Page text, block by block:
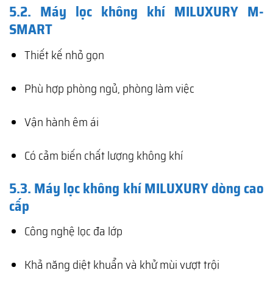
5.2. Máy lọc không khí MILUXURY M-
SMART
Thiết kế nhỏ gọn
Phù hợp phòng ngủ, phòng làm việc
Vận hành êm ái
Có cảm biến chất lượng không khí
5.3. Máy lọc không khí MILUXURY dòng cao
cấp
Công nghệ lọc đa lớp
Khả năng diệt khuẩn và khử mùi vượt trội